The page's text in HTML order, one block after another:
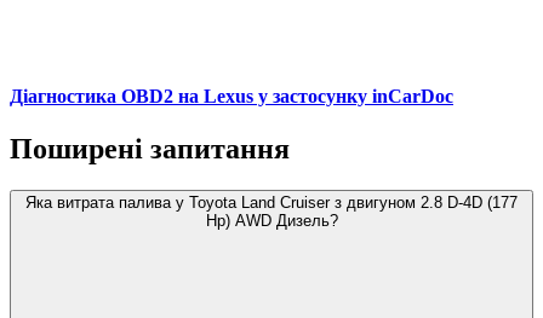
Діагностика OBD2 на Lexus у застосунку inCarDoc
Поширені запитання
Яка витрата палива у Toyota Land Cruiser з двигуном 2.8 D-4D (177
Hp) AWD Дизель?